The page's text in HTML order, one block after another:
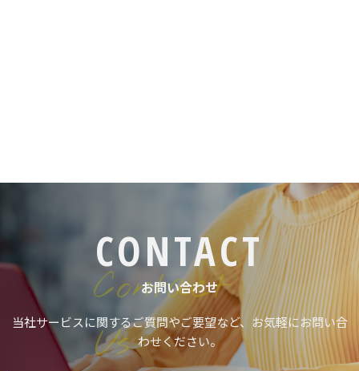
CONTACT
お問い合わせ
当社サービスに関するご質問やご要望など、お気軽にお問い合
わせください。
Contact
Us